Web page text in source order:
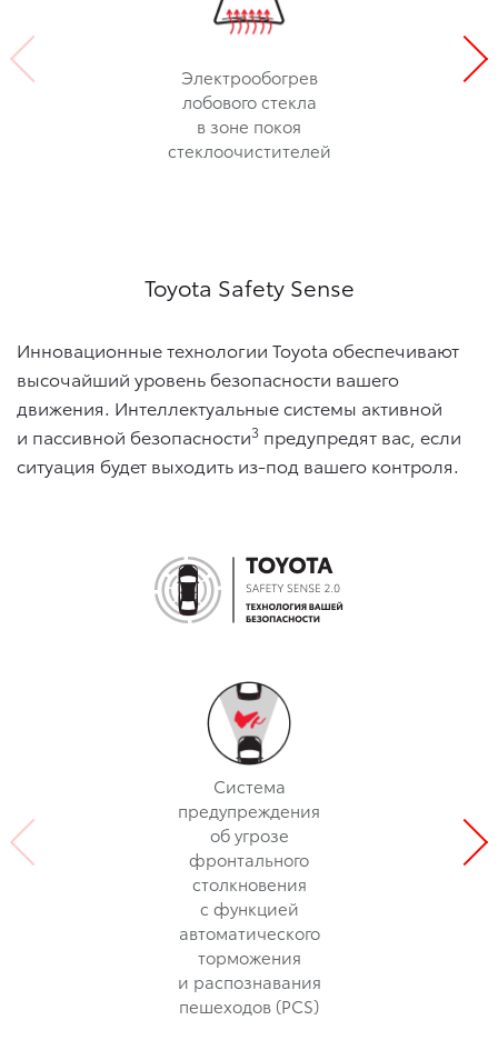
Электрообогрев
лобового стекла
в зоне покоя
стеклоочистителей
Toyota Safety Sense
Инновационные технологии Toyota обеспечивают
высочайший уровень безопасности вашего
движения. Интеллектуальные системы активной
и пассивной безопасности3 предупредят вас, если
ситуация будет выходить из-под вашего контроля.
Система
предупреждения
об угрозе
фронтального
столкновения
с функцией
автоматического
торможения
и распознавания
пешеходов (PCS)